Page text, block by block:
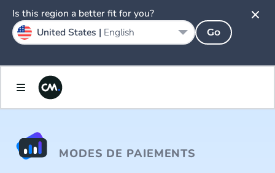
MODES DE PAIEMENTS
Is this region a better fit for you?
United States | English Go